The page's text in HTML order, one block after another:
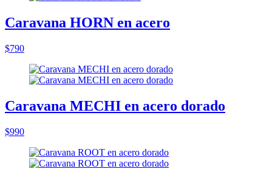
Caravana HORN en acero
$790
Caravana MECHI en acero dorado
$990